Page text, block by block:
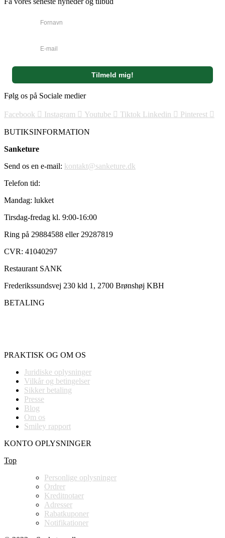
vælges
varesiden
Følg os på Sociale medier
Facebook Instagram Youtube Tiktok Linkedin Pinterest
BUTIKSINFORMATION
Sanketure
Send os en e-mail: kontakt@sanketure.dk
Telefon tid:
Mandag: lukket
Tirsdag-fredag kl. 9:00-16:00
Ring på 29884588 eller 29287819
CVR: 41040297
Restaurant SANK
Frederikssundsvej 230 kld 1, 2700 Brønshøj KBH
BETALING
PRAKTISK OG OM OS
Juridiske oplysninger
Vilkår og betingelser
Sikker betaling
Presse
Blog
Om os
Smiley rapport
KONTO OPLYSNINGER
Top
Personlige oplysninger
Ordrer
Kreditnotaer
Adresser
Rabatkuponer
Notifikationer